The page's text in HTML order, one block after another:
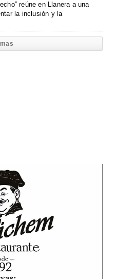
reúne en Llanera a una
la inclusión y la